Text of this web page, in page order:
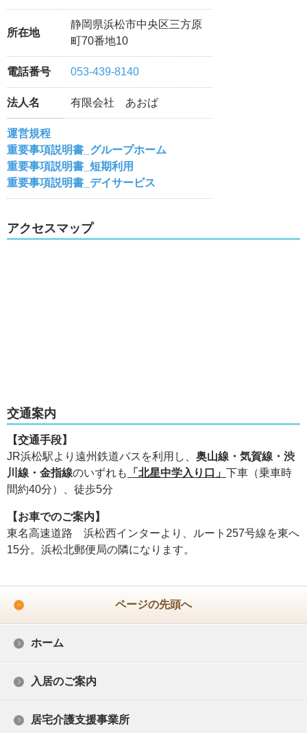
所在地
静岡県浜松市中央区三方原
町70番地10
電話番号 053-439-8140
法人名 有限会社 あおば
運営規程
重要事項説明書_グループホーム
重要事項説明書_短期利用
重要事項説明書_デイサービス
アクセスマップ
交通案内
【交通手段】
JR浜松駅より遠州鉄道バスを利用し、 奥山線・気賀線・渋
川線・金指線のいずれも 「北星中学入り口」 下車（乗車時
間約40分）、徒歩5分
【お車でのご案内】
東名高速道路 浜松西インターより、ルート257号線を東へ
15分。浜松北郵便局の隣になります。
ページの先頭へ
ホーム
入居のご案内
居宅介護支援事業所